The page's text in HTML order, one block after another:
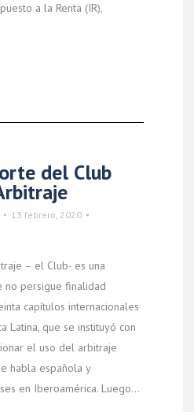
a la Renta (IR),
del Club
13 febrero, 2020
– el Club- es una
no persigue finalidad
capítulos internacionales
Latina, que se instituyó con
el uso del arbitraje
habla española y
en Iberoamérica. Luego…